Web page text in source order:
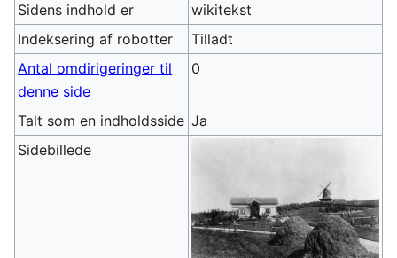
Sidens indhold er
wikitekst
Indeksering af robotter
Tilladt
Antal omdirigeringer til
denne side
0
Talt som en indholdsside Ja
Sidebillede